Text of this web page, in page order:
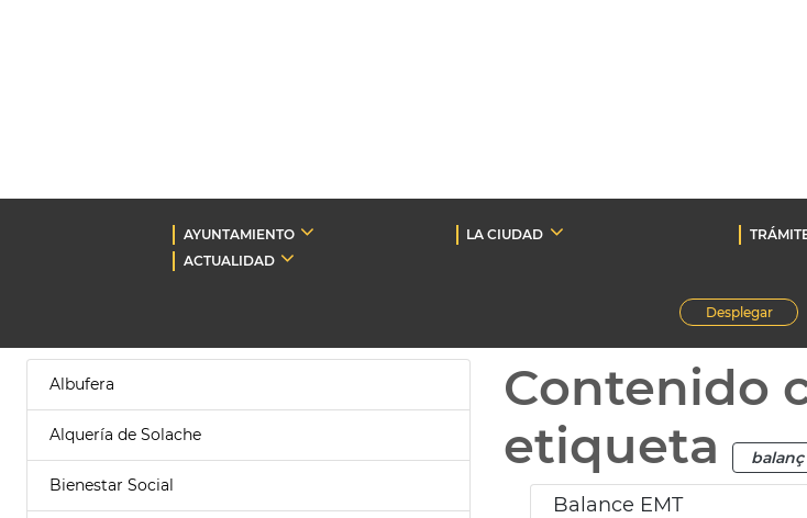
AYUNTAMIENTO LA CIUDAD
ACTUALIDAD
Desplegar
Albufera
Alquería de Solache
Bienestar Social
Contenido
etiqueta
Balance EMT